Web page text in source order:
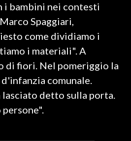
i bambini nei contesti
Spaggiari,
come dividiamo i
i materiali". A
di fiori. Nel pomeriggio la
comunale.
lasciato detto sulla porta.